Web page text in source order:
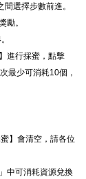
間選擇步數前進。
勵。
。
進行採蜜，點擊
最少可消耗10個，
】會清空，請各位
中可消耗資源兌換